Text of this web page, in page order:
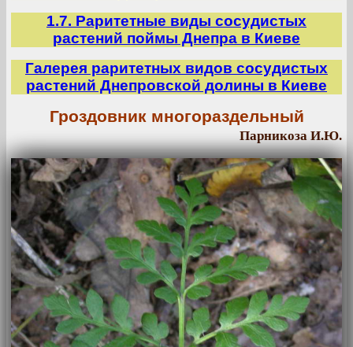
1.7. Раритетные виды сосудистых
растений поймы Днепра в Киеве
Галерея раритетных видов сосудистых
растений Днепровской долины в Киеве
Гроздовник многораздельный
Парникоза И.Ю.